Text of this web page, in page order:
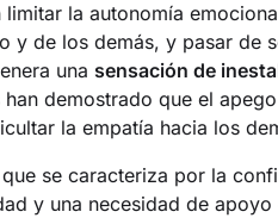
la autonomía
y de los demás, y pasar de
una sensación de
demostrado que el
la empatía hacia los
se caracteriza por la
y una necesidad de